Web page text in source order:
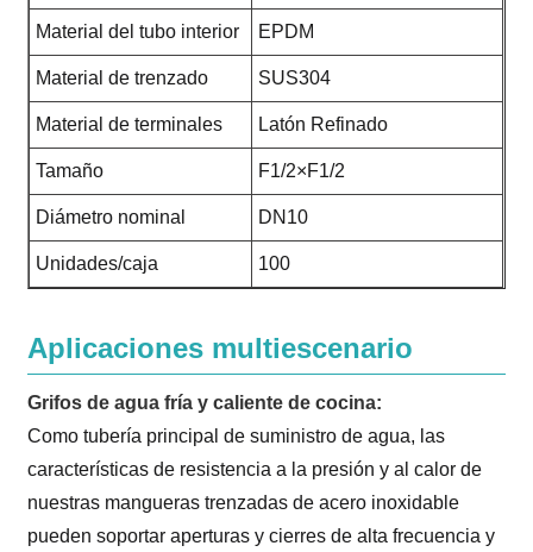
Material del tubo interior EPDM
Material de trenzado SUS304
Material de terminales Latón Refinado
Tamaño F1/2×F1/2
Diámetro nominal DN10
Unidades/caja 100
Aplicaciones multiescenario
Grifos de agua fría y caliente de cocina:
Como tubería principal de suministro de agua, las
características de resistencia a la presión y al calor de
nuestras mangueras trenzadas de acero inoxidable
pueden soportar aperturas y cierres de alta frecuencia y